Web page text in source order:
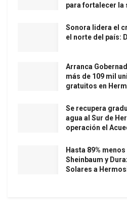
para fortalecer la
Sonora lidera el
el norte del país:
Arranca
más de 109 mil
gratuitos en
Se recupera
agua al Sur de
operación el
Hasta 89%
Sheinbaum y
Solares a